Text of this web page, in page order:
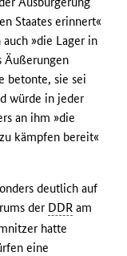
Staates erinnert«
»die Lager in
Äußerungen
betonte, sie sei
würde in jeder
an ihm »die
kämpfen bereit«
deutlich auf
der DDR am
hatte
eine